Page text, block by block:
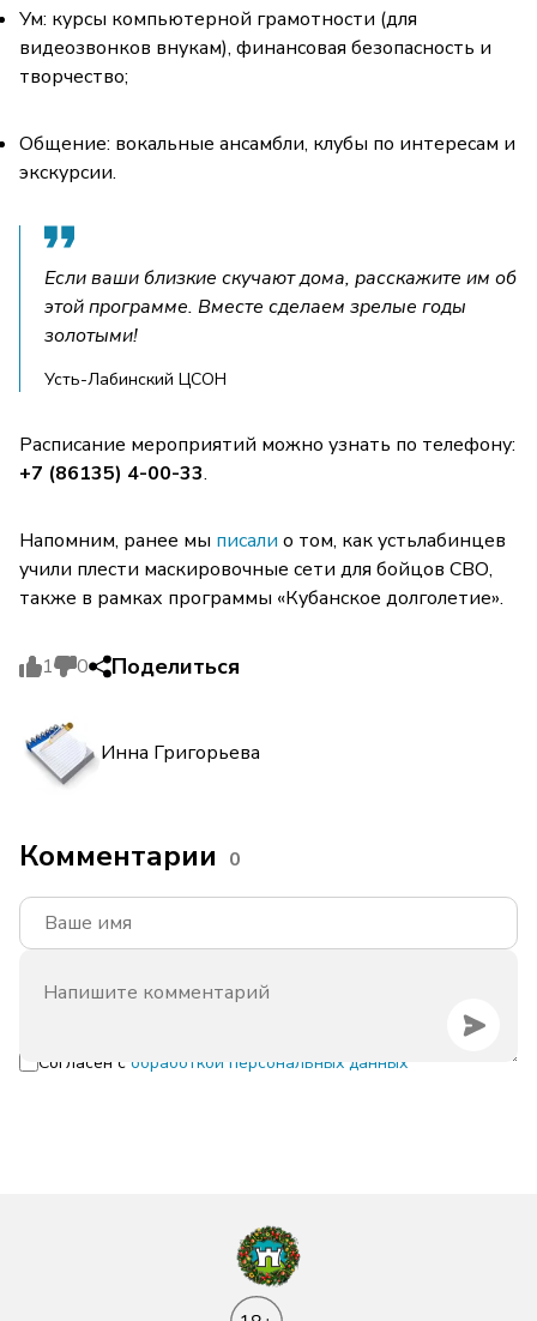
Ум: курсы компьютерной грамотности (для
видеозвонков внукам), финансовая безопасность и
творчество;
Общение: вокальные ансамбли, клубы по интересам и
экскурсии.
Если ваши близкие скучают дома, расскажите им об
этой программе. Вместе сделаем зрелые годы
золотыми!
Усть-Лабинский ЦСОН
Расписание мероприятий можно узнать по телефону:
+7 (86135) 4-00-33.
Напомним, ранее мы писали о том, как устьлабинцев
учили плести маскировочные сети для бойцов СВО,
также в рамках программы «Кубанское долголетие».
1 0 Поделиться
Инна Григорьева
Комментарии 0
Согласен с обработкой персональных данных